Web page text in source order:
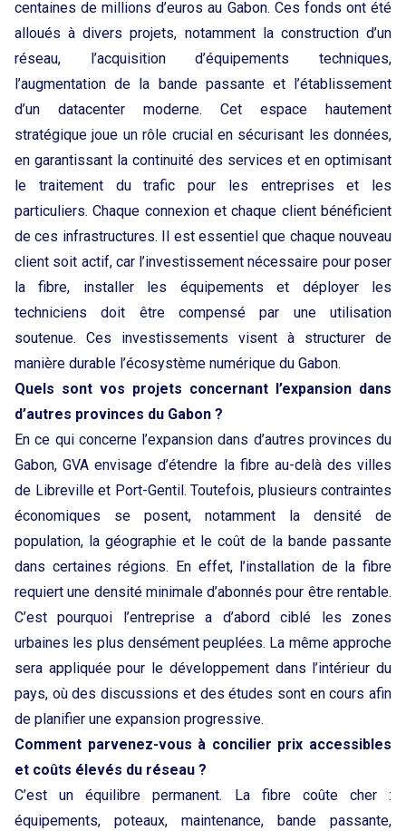
centaines de millions d’euros au Gabon. Ces fonds ont été
alloués à divers projets, notamment la construction d’un
réseau, l’acquisition d’équipements techniques,
l’augmentation de la bande passante et l’établissement
d’un datacenter moderne. Cet espace hautement
stratégique joue un rôle crucial en sécurisant les données,
en garantissant la continuité des services et en optimisant
le traitement du trafic pour les entreprises et les
particuliers. Chaque connexion et chaque client bénéficient
de ces infrastructures. Il est essentiel que chaque nouveau
client soit actif, car l’investissement nécessaire pour poser
la fibre, installer les équipements et déployer les
techniciens doit être compensé par une utilisation
soutenue. Ces investissements visent à structurer de
manière durable l’écosystème numérique du Gabon.
Quels sont vos projets concernant l’expansion dans
d’autres provinces du Gabon ?
En ce qui concerne l’expansion dans d’autres provinces du
Gabon, GVA envisage d’étendre la fibre au-delà des villes
de Libreville et Port-Gentil. Toutefois, plusieurs contraintes
économiques se posent, notamment la densité de
population, la géographie et le coût de la bande passante
dans certaines régions. En effet, l’installation de la fibre
requiert une densité minimale d’abonnés pour être rentable.
C’est pourquoi l’entreprise a d’abord ciblé les zones
urbaines les plus densément peuplées. La même approche
sera appliquée pour le développement dans l’intérieur du
pays, où des discussions et des études sont en cours afin
de planifier une expansion progressive.
Comment parvenez-vous à concilier prix accessibles
et coûts élevés du réseau ?
C’est un équilibre permanent. La fibre coûte cher :
équipements, poteaux, maintenance, bande passante,